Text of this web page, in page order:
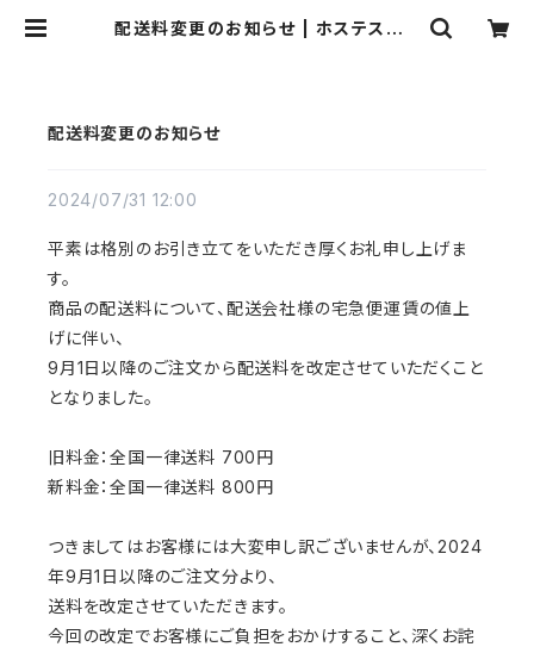
配送料変更のお知らせ | ホステスドレ
配送料変更のお知らせ
2024/07/31 12:00
平素は格別のお引き立てをいただき厚くお礼申し上げま
す。
商品の配送料について、配送会社様の宅急便運賃の値上
げに伴い、
9月1日以降のご注文から配送料を改定させていただくこと
となりました。
旧料金：全国一律送料 700円
新料金：全国一律送料 800円
つきましてはお客様には大変申し訳ございませんが、2024
年9月1日以降のご注文分より、
送料を改定させていただきます。
今回の改定でお客様にご負担をおかけすること、深くお詫